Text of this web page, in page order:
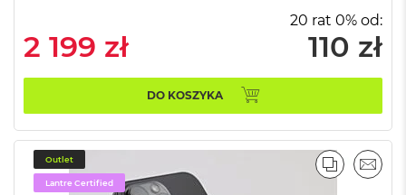
A
i
b
r
n
y
2 199 zł
20 rat 0% od:
110 zł
DO KOSZYKA
Outlet
Lantre Certified